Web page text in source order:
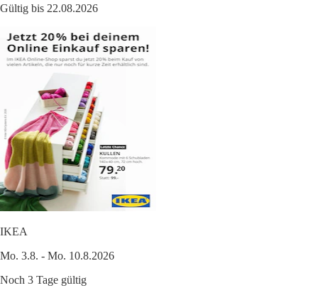
Gültig bis 22.08.2026
IKEA
Mo. 3.8. - Mo. 10.8.2026
Noch 3 Tage gültig